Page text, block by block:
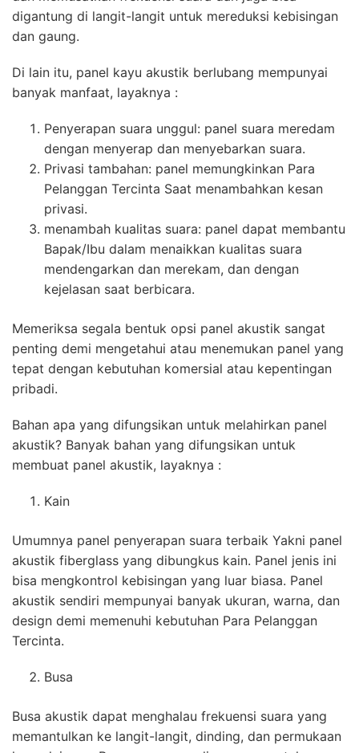
digantung di langit-langit untuk mereduksi kebisingan
dan gaung.
Di lain itu, panel kayu akustik berlubang mempunyai
banyak manfaat, layaknya :
Penyerapan suara unggul: panel suara meredam
dengan menyerap dan menyebarkan suara.
Privasi tambahan: panel memungkinkan Para
Pelanggan Tercinta Saat menambahkan kesan
privasi.
menambah kualitas suara: panel dapat membantu
Bapak/Ibu dalam menaikkan kualitas suara
mendengarkan dan merekam, dan dengan
kejelasan saat berbicara.
Memeriksa segala bentuk opsi panel akustik sangat
penting demi mengetahui atau menemukan panel yang
tepat dengan kebutuhan komersial atau kepentingan
pribadi.
Bahan apa yang difungsikan untuk melahirkan panel
akustik? Banyak bahan yang difungsikan untuk
membuat panel akustik, layaknya :
Kain
Umumnya panel penyerapan suara terbaik Yakni panel
akustik fiberglass yang dibungkus kain. Panel jenis ini
bisa mengkontrol kebisingan yang luar biasa. Panel
akustik sendiri mempunyai banyak ukuran, warna, dan
design demi memenuhi kebutuhan Para Pelanggan
Tercinta.
Busa
Busa akustik dapat menghalau frekuensi suara yang
memantulkan ke langit-langit, dinding, dan permukaan